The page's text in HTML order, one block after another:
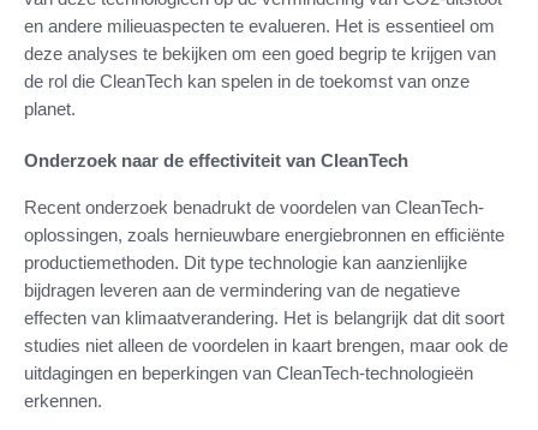
en andere milieuaspecten te evalueren. Het is essentieel om
deze analyses te bekijken om een goed begrip te krijgen van
de rol die CleanTech kan spelen in de toekomst van onze
planet.
Onderzoek naar de effectiviteit van CleanTech
Recent onderzoek benadrukt de voordelen van CleanTech-
oplossingen, zoals hernieuwbare energiebronnen en efficiënte
productiemethoden. Dit type technologie kan aanzienlijke
bijdragen leveren aan de vermindering van de negatieve
effecten van klimaatverandering. Het is belangrijk dat dit soort
studies niet alleen de voordelen in kaart brengen, maar ook de
uitdagingen en beperkingen van CleanTech-technologieën
erkennen.